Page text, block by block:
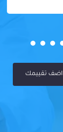
اضف تقييمك